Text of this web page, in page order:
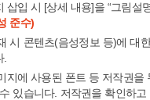
삽입 시 [상세 내용]을 “그림설
준수)
시 콘텐츠(음성정보 등)에 대
.
지에 사용된 폰트 등 저작권을
있습니다. 저작권을 확인하